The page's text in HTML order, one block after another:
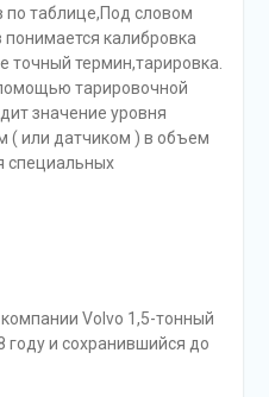
по таблице,Под словом
калибровка
точный термин,тарировка.
тарировочной
значение уровня
( или датчиком ) в объем
специальных
Volvo 1,5-тонный
и сохранившийся до